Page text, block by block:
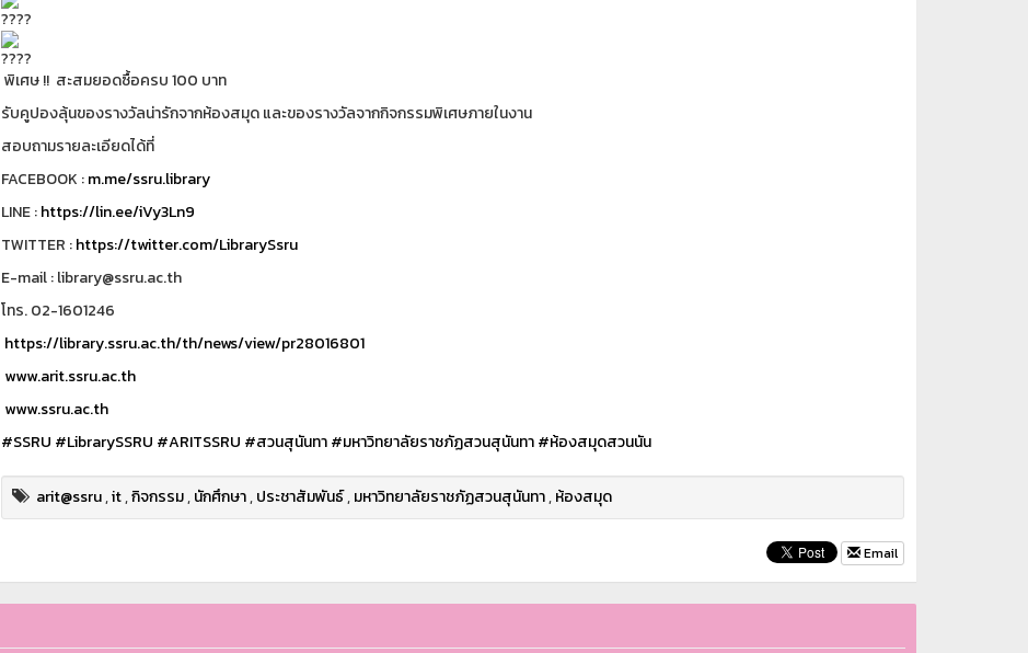
พิเศษ !! สะสมยอดซื้อครบ 100 บาท
รับคูปองลุ้นของรางวัลน่ารักจากห้องสมุด และของรางวัลจากกิจกรรมพิเศษภายในงาน
สอบถามรายละเอียดได้ที่
FACEBOOK :m.me/ssru.library
LINE :https://lin.ee/iVy3Ln9
TWITTER :https://twitter.com/LibrarySsru
E-mail : library@ssru.ac.th
โทร. 02-1601246
https://library.ssru.ac.th/th/news/view/pr28016801
www.arit.ssru.ac.th
www.ssru.ac.th
#SSRU #LibrarySSRU #ARITSSRU #สวนสุนันทา #มหาวิทยาลัยราชภัฏสวนสุนันทา #ห้องสมุดสวนนัน
arit@ssru,it,กิจกรรม,นักศึกษา,ประชาสัมพันธ์,มหาวิทยาลัยราชภัฏสวนสุนันทา,ห้องสมุด
Email